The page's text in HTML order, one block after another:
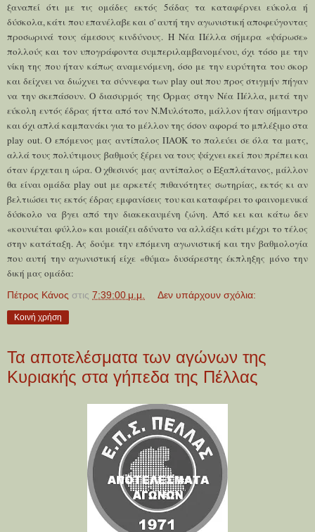
ξαναπεί ότι με τις ομάδες εκτός 5άδας τα καταφέρνει εύκολα ή
δύσκολα, κάτι που επανέλαβε και σ' αυτή την αγωνιστική αποφεύγοντας
προσωρινά τους άμεσους κινδύνους. Η Νέα Πέλλα σήμερα «ψάρωσε»
πολλούς και τον υπογράφοντα συμπεριλαμβανομένου, όχι τόσο με την
νίκη της που ήταν κάπως αναμενόμενη, όσο με την ευρύτητα του σκορ
και δείχνει να διώχνει τα σύννεφα των play out που προς στιγμήν πήγαν
να την σκεπάσουν. Ο διασυρμός της Όρμας στην Νέα Πέλλα, μετά την
εύκολη εντός έδρας ήττα από τον Ν.Μυλότοπο, μάλλον ήταν σήμαντρο
και όχι απλά καμπανάκι για το μέλλον της όσον αφορά το μπλέξιμο στα
play out. Ο επόμενος μας αντίπαλος ΠΑΟΚ το παλεύει σε όλα τα ματς,
αλλά τους πολύτιμους βαθμούς ξέρει να τους ψάχνει εκεί που πρέπει και
όταν έρχεται η ώρα. Ο χθεσινός μας αντίπαλος ο Εξαπλάτανος, μάλλον
θα είναι ομάδα play out με αρκετές πιθανότητες σωτηρίας, εκτός κι αν
βελτιώσει τις εκτός έδρας εμφανίσεις του και καταφέρει το φαινομενικά
δύσκολο να βγειαπό την διακεκαυμένη ζώνη. Από κει και κάτω δεν
«κουνιέται φύλλο» και μοιάζει αδύνατο να αλλάξει κάτι μέχρι το τέλος
στην κατάταξη. Ας δούμε την επόμενη αγωνιστική και την βαθμολογία
που αυτή την αγωνιστική είχε «θύμα» δυσάρεστης έκπληξης μόνο την
δική μας ομάδα:
Πέτρος Κάνος στις 7:39:00 μ.μ. Δεν υπάρχουν σχόλια:
Κοινή χρήση
Τα αποτελέσματα των αγώνων της
Κυριακής στα γήπεδα της Πέλλας